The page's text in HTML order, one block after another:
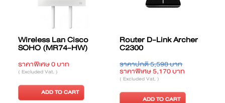
Wireless Lan Cisco
SOHO (MR74-HW)
ราคาพิเศษ 0 บาท
( Excluded Vat. )
ADD TO CART
Router D-Link Archer
C2300
ราคาปกติ 5,598 บาท
ราคาพิเศษ 5,170 บาท
( Excluded Vat. )
ADD TO CART